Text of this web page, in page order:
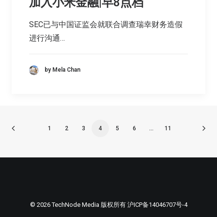
SEC已与中国证监会就联合调查瑞幸财务造假
进行沟通…
by Mela Chan
1 2 3 4 5 6 … 11
© 2026 TechNode Media 版权所有 沪ICP备14046707号-4